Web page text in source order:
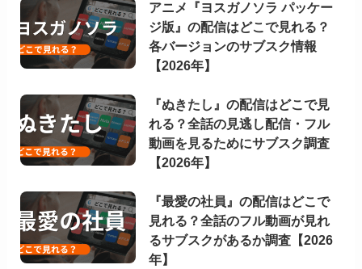
アニメ『ヨスガノソラ パッケー
ジ版』の配信はどこで見れる？
各バージョンのサブスク情報
【2026年】
『ぬきたし』の配信はどこで見
れる？全話の見逃し配信・フル
動画を見るためにサブスク調査
【2026年】
『最愛の社員』の配信はどこで
見れる？全話のフル動画が見れ
るサブスクがあるか調査【2026
年】